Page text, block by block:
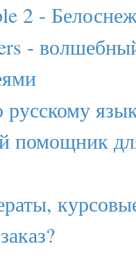
2 -
-
русскому
помощник